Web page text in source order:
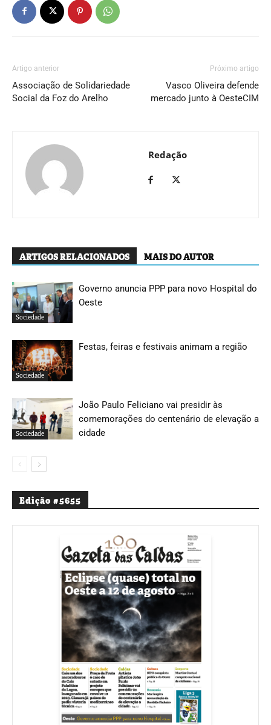
Artigo anterior
Associação de Solidariedade
Social da Foz do Arelho
Próximo artigo
Vasco Oliveira defende
mercado junto à OesteCIM
Redação
ARTIGOS RELACIONADOS MAIS DO AUTOR
Sociedade
Governo anuncia PPP para novo Hospital do
Oeste
Sociedade
Festas, feiras e festivais animam a região
Sociedade
João Paulo Feliciano vai presidir às
comemorações do centenário de elevação a
cidade
Edição #5655